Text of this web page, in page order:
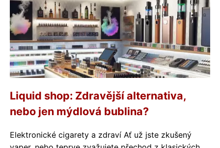
Liquid shop: Zdravější alternativa,
nebo jen mýdlová bublina?
Elektronické cigarety a zdraví Ať už jste zkušený